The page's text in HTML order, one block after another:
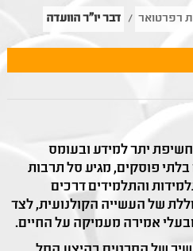
רפרטואר / דבר יו"ר הוועדה
יתר למידע ובעומס
פוסקים, מגיע סל תרבות
והתלמידים דרכים
של העשייה הקולנועית, לצד
אמירה מעמיקה על החיים.